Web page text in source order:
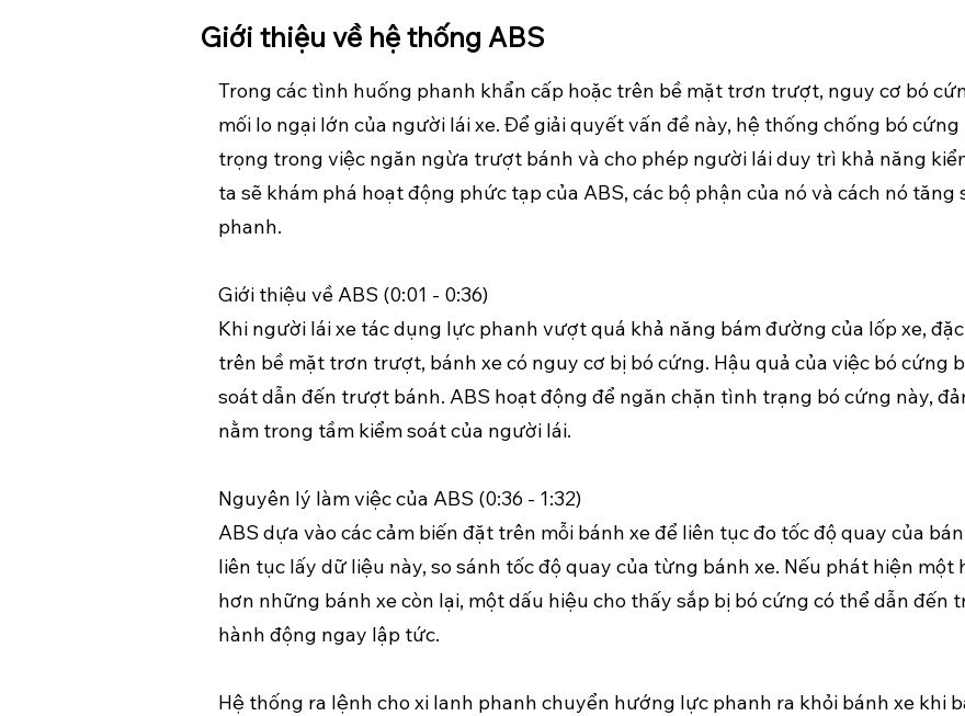
Giới thiệu về hệ thống ABS
Trong các tình huống phanh khẩn cấp hoặc trên bề mặt trơn trượt, nguy cơ bó
mối lo ngại lớn của người lái xe. Để giải quyết vấn đề này, hệ thống chống bó
trọng trong việc ngăn ngừa trượt bánh và cho phép người lái duy trì khả năng
ta sẽ khám phá hoạt động phức tạp của ABS, các bộ phận của nó và cách nó
phanh.
Giới thiệu về ABS (0:01 - 0:36)
Khi người lái xe tác dụng lực phanh vượt quá khả năng bám đường của lốp xe,
trên bề mặt trơn trượt, bánh xe có nguy cơ bị bó cứng. Hậu quả của việc bó cứng
soát dẫn đến trượt bánh. ABS hoạt động để ngăn chặn tình trạng bó cứng này,
nằm trong tầm kiểm soát của người lái.
Nguyên lý làm việc của ABS (0:36 - 1:32)
ABS dựa vào các cảm biến đặt trên mỗi bánh xe để liên tục đo tốc độ quay của
liên tục lấy dữ liệu này, so sánh tốc độ quay của từng bánh xe. Nếu phát hiện một
hơn những bánh xe còn lại, một dấu hiệu cho thấy sắp bị bó cứng có thể dẫn đến
hành động ngay lập tức.
Hệ thống ra lệnh cho xi lanh phanh chuyển hướng lực phanh ra khỏi bánh xe khi